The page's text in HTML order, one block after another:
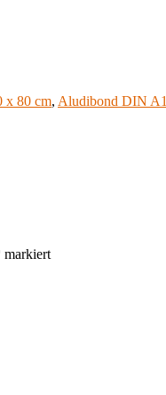
x 80 cm, Aludibond DIN
markiert